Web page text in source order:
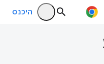
היכנס